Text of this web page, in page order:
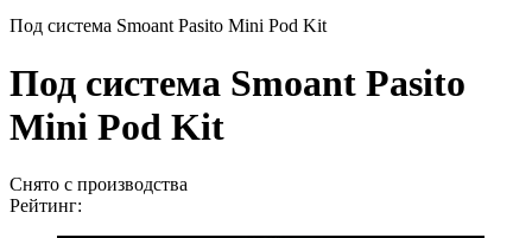
Под система Smoant Pasito Mini Pod Kit
Под система Smoant Pasito
Mini Pod Kit
Снято с производства
Рейтинг: